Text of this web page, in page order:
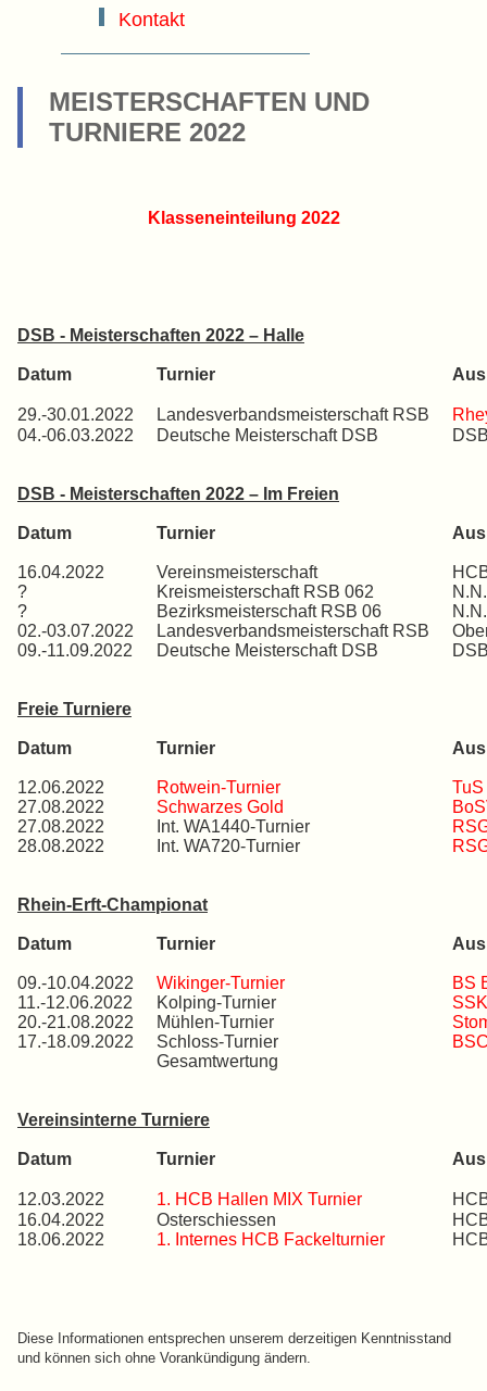
Kontakt
MEISTERSCHAFTEN UND
TURNIERE 2022
Klasseneinteilung 2022
DSB - Meisterschaften 2022 – Halle
Datum Turnier
29.-30.01.2022 Landesverbandsmeisterschaft RSB
04.-06.03.2022
Deutsche Meisterschaft DSB
DSB - Meisterschaften 2022 – Im Freien
Datum Turnier
16.04.2022 Vereinsmeisterschaft
?
Kreismeisterschaft RSB 062
N.N.
?
Bezirksmeisterschaft RSB 06
N.N.
02.-03.07.2022
Landesverbandsmeisterschaft RSB
09.-11.09.2022
Deutsche Meisterschaft DSB
Freie Turniere
Datum Turnier
12.06.2022 Rotwein-Turnier
27.08.2022
Schwarzes Gold
27.08.2022
Int. WA1440-Turnier
28.08.2022
Int. WA720-Turnier
Rhein-Erft-Championat
Datum Turnier
09.-10.04.2022 Wikinger-Turnier
BS
11.-12.06.2022
Kolping-Turnier
20.-21.08.2022
Mühlen-Turnier
17.-18.09.2022
Schloss-Turnier
Gesamtwertung
Vereinsinterne Turniere
Datum Turnier
12.03.2022 1. HCB Hallen MIX Turnier
16.04.2022
Osterschiessen
18.06.2022
1. Internes HCB Fackelturnier
Diese Informationen entsprechen unserem derzeitigen Kenntnisstand
und können sich ohne Vorankündigung ändern.